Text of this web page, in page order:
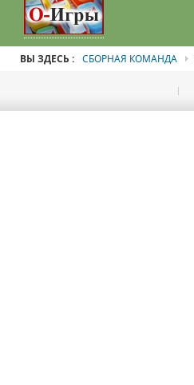
ВЫ ЗДЕСЬ : СБОРНАЯ КОМАНДА